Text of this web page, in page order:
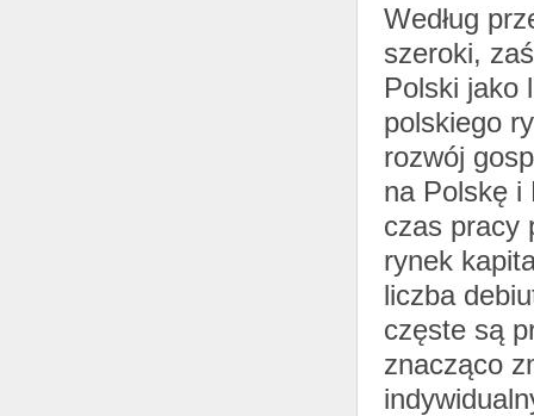
Według
szeroki,
Polski jako
polskiego
rozwój
na Polskę i
czas pracy
rynek
liczba
częste są
znacząco